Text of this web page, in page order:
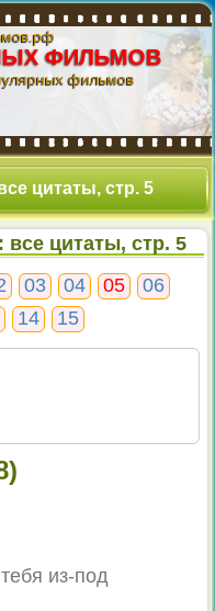
ФИЛЬМОВ
фильмов
цитаты, стр. 5
цитаты, стр. 5
03 04 05
06
14 15
из-под